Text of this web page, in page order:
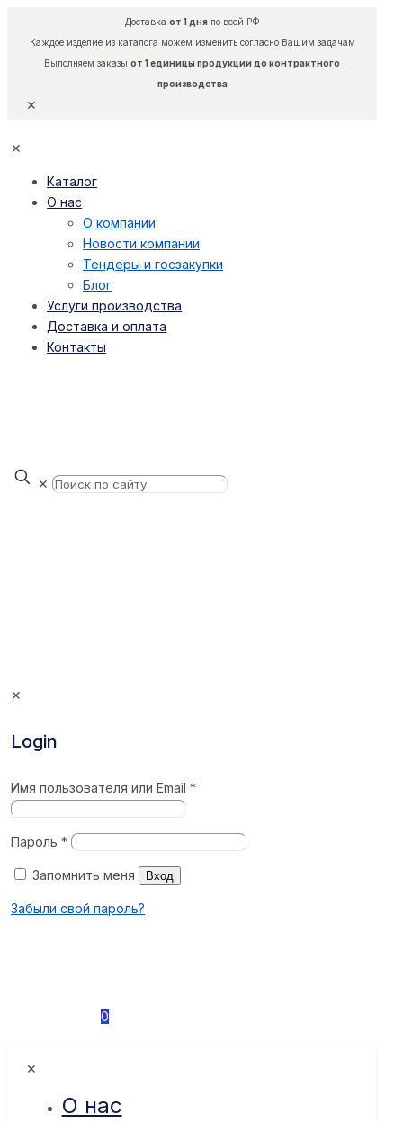
Доставка от 1 дняпо всей РФ
Каждое изделие из каталога можем изменить согласно Вашим задачам
Выполняем заказы от 1 единицы продукции до контрактного
производства
✕
✕
Каталог
О нас
О компании
Новости компании
Тендеры и госзакупки
Блог
Услуги производства
Доставка и оплата
Контакты
✕
✕
Login
Имя пользователя или Email*
Пароль*
Запомнить меня Вход
Забыли свой пароль?
0
✕
О нас